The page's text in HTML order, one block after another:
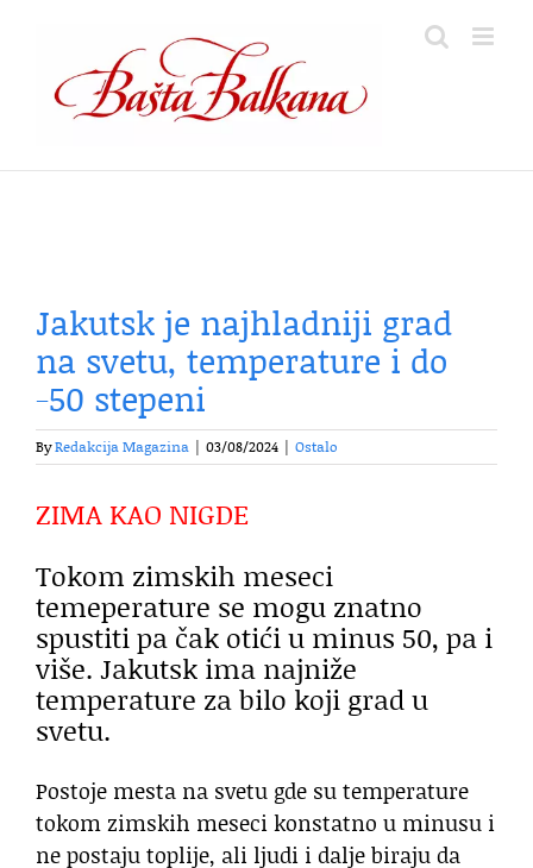
content
Jakutsk je najhladniji grad
na svetu, temperature i do
-50 stepeni
ByRedakcija Magazina 03/08/2024 Ostalo
ZIMA KAO NIGDE
Tokom zimskih meseci
temeperature se mogu znatno
spustiti pa čak otići u minus 50, pa i
više. Jakutsk ima najniže
temperature za bilo koji grad u
svetu.
Postoje mesta na svetu gde su temperature
tokom zimskih meseci konstatno u minusu i
ne postaju toplije, ali ljudi i dalje biraju da